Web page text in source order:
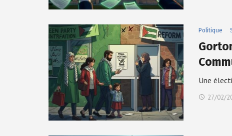
Politique
Une
27/02/